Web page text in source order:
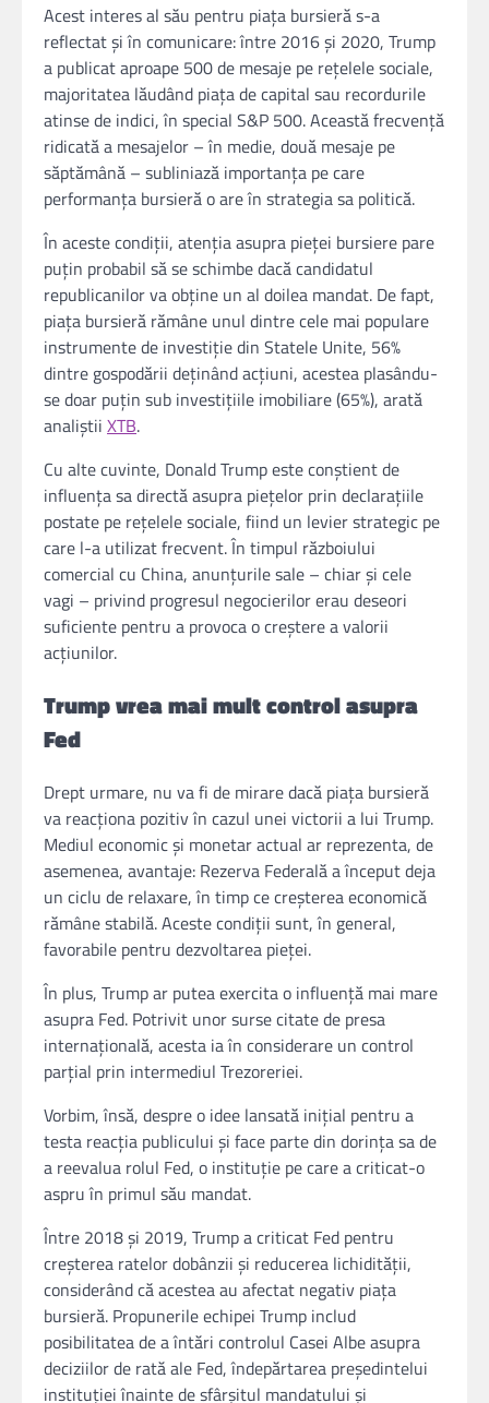
Acest interes al său pentru piața bursieră s-a
reflectat și în comunicare: între 2016 și 2020, Trump
a publicat aproape 500 de mesaje pe rețelele sociale,
majoritatea lăudând piața de capital sau recordurile
atinse de indici, în special S&P 500. Această frecvență
ridicată a mesajelor – în medie, două mesaje pe
săptămână – subliniază importanța pe care
performanța bursieră o are în strategia sa politică.
În aceste condiții, atenția asupra pieței bursiere pare
puțin probabil să se schimbe dacă candidatul
republicanilor va obține un al doilea mandat. De fapt,
piața bursieră rămâne unul dintre cele mai populare
instrumente de investiție din Statele Unite, 56%
dintre gospodării deținând acțiuni, acestea plasându-
se doar puțin sub investițiile imobiliare (65%), arată
analiștii XTB.
Cu alte cuvinte, Donald Trump este conștient de
influența sa directă asupra piețelor prin declarațiile
postate pe rețelele sociale, fiind un levier strategic pe
care l-a utilizat frecvent. În timpul războiului
comercial cu China, anunțurile sale – chiar și cele
vagi – privind progresul negocierilor erau deseori
suficiente pentru a provoca o creștere a valorii
acțiunilor.
Trump vrea mai mult control asupra
Fed
Drept urmare, nu va fi de mirare dacă piața bursieră
va reacționa pozitiv în cazul unei victorii a lui Trump.
Mediul economic și monetar actual ar reprezenta, de
asemenea, avantaje: Rezerva Federală a început deja
un ciclu de relaxare, în timp ce creșterea economică
rămâne stabilă. Aceste condiții sunt, în general,
favorabile pentru dezvoltarea pieței.
În plus, Trump ar putea exercita o influență mai mare
asupra Fed. Potrivit unor surse citate de presa
internațională, acesta ia în considerare un control
parțial prin intermediul Trezoreriei.
Vorbim, însă, despre o idee lansată inițial pentru a
testa reacția publicului și face parte din dorința sa de
a reevalua rolul Fed, o instituție pe care a criticat-o
aspru în primul său mandat.
Între 2018 și 2019, Trump a criticat Fed pentru
creșterea ratelor dobânzii și reducerea lichidității,
considerând că acestea au afectat negativ piața
bursieră. Propunerile echipei Trump includ
posibilitatea de a întări controlul Casei Albe asupra
deciziilor de rată ale Fed, îndepărtarea președintelui
instituției înainte de sfârșitul mandatului și